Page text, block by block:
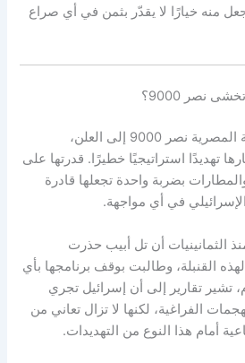
منه خيارًا لا يقدّر بثمن في أي صراع
نصر 9000؟
منذ ظهور القنبلة الفراغية المصرية نصر 9000 إلى العلن،
تهديدًا استراتيجيًا خطيرًا. قدرتها على
بضربة واحدة تجعلها قادرة
في أي مواجهة.
الثمانينيات أن تل أبيب حذرت
القنبلة، وطالبت بوقف برنامجها بأي
تشير تقارير إلى أن إسرائيل تجري
الفراغية، لكنها لا تزال تعاني من
أمام هذا النوع من التهديدات.